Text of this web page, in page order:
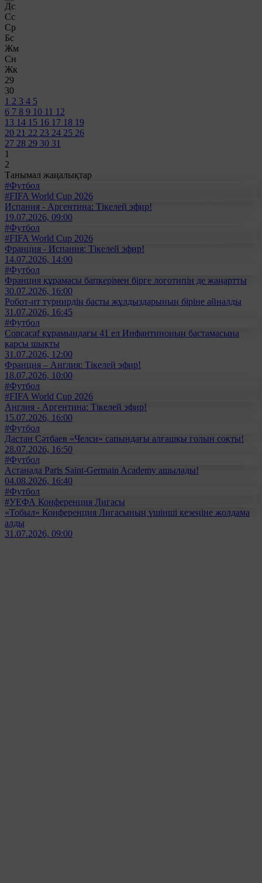
Дс
Сс
Ср
Бс
Жм
Сн
Жк
29
30
1 2 3 4 5
6 7 8 9 10 11 12
13 14 15 16 17 18 19
20 21 22 23 24 25 26
27 28 29 30 31
1
2
Танымал жаңалықтар
#Футбол
#FIFA World Cup 2026
Испания - Аргентина: Тікелей эфир!
19.07.2026, 09:00
#Футбол
#FIFA World Cup 2026
Франция - Испания: Тікелей эфир!
14.07.2026, 14:00
#Футбол
Франция құрамасы бапкерімен бірге логотипін де жаңартты
30.07.2026, 16:00
Робот-ит турнирдің басты жұлдыздарының біріне айналды
31.07.2026, 16:45
#Футбол
Concacaf құрамындағы 41 ел Инфантиноның бастамасына
қарсы шықты
31.07.2026, 12:00
Франция – Англия: Тікелей эфир!
18.07.2026, 10:00
#Футбол
#FIFA World Cup 2026
Англия - Аргентина: Тікелей эфир!
15.07.2026, 16:00
#Футбол
Дастан Сәтбаев «Челси» сапындағы алғашқы голын соқты!
28.07.2026, 16:50
#Футбол
Астанада Paris Saint-Germain Academy ашылады!
04.08.2026, 16:40
#Футбол
#УЕФА Конференция Лигасы
«Тобыл» Конференция Лигасының үшінші кезеңіне жолдама
алды
31.07.2026, 09:00